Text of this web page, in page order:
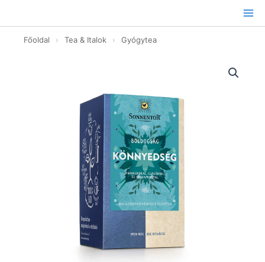
tartalomhoz
Főoldal › Tea & Italok › Gyógytea